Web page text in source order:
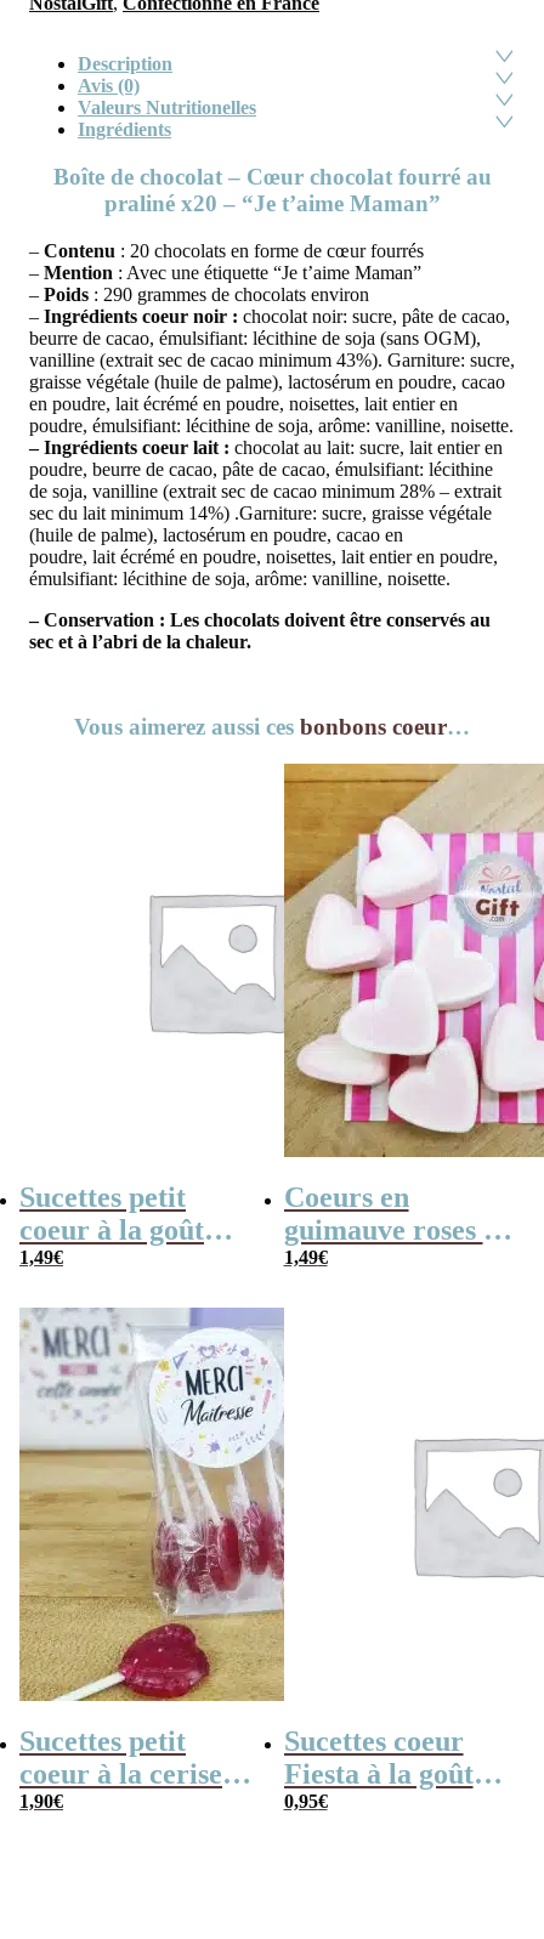
Description
Avis (0)
Valeurs Nutritionelles
Ingrédients
Boîte de chocolat – Cœur chocolat fourré au
praliné x20 – “Je t’aime Maman”
– Contenu : 20 chocolats en forme de cœur fourrés
– Mention : Avec une étiquette “Je t’aime Maman”
– Poids : 290 grammes de chocolats environ
– Ingrédients coeur noir : chocolat noir: sucre, pâte de cacao,
beurre de cacao, émulsifiant: lécithine de soja (sans OGM),
vanilline (extrait sec de cacao minimum 43%). Garniture: sucre,
graisse végétale (huile de palme), lactosérum en poudre, cacao
en poudre, lait écrémé en poudre, noisettes, lait entier en
poudre, émulsifiant: lécithine de soja, arôme: vanilline, noisette.
– Ingrédients coeur lait : chocolat au lait: sucre, lait entier en
poudre, beurre de cacao, pâte de cacao, émulsifiant: lécithine
de soja, vanilline (extrait sec de cacao minimum 28% – extrait
sec du lait minimum 14%) .Garniture: sucre, graisse végétale
(huile de palme), lactosérum en poudre, cacao en
poudre, lait écrémé en poudre, noisettes, lait entier en poudre,
émulsifiant: lécithine de soja, arôme: vanilline, noisette.
– Conservation : Les chocolats doivent être conservés au
sec et à l’abri de la chaleur.
Vous aimerez aussi ces bonbons coeur…
Sucettes petit
coeur à la goût
cerise x5
1,49€
Coeurs en
guimauve roses et
blancs x 10
1,49€
Sucettes petit
coeur à la cerise
x5 – Merci
1,90€
Sucettes coeur
Fiesta à la goût
cerise x 3
0,95€